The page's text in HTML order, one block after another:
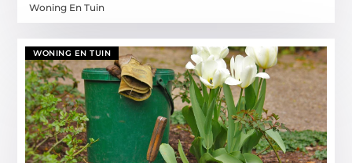
Woning En Tuin
WONING EN TUIN